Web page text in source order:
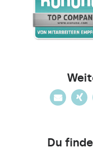
Du